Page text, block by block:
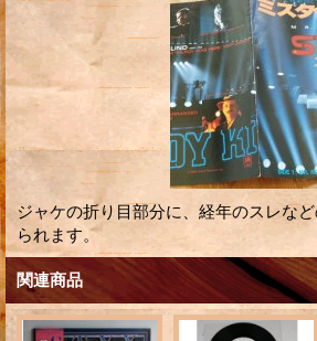
ジャケの折り目部分に、経年のスレな
られます。
関連商品